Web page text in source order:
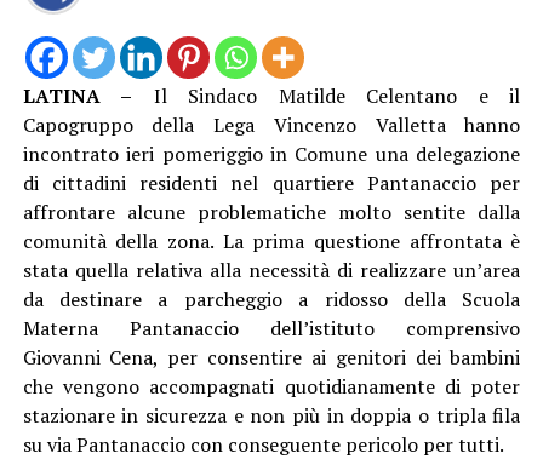
LATINA – Il Sindaco Matilde Celentano e il
Capogruppo della Lega Vincenzo Valletta hanno
incontrato ieri pomeriggio in Comune una delegazione
di cittadini residenti nel quartiere Pantanaccio per
affrontare alcune problematiche molto sentite dalla
comunità della zona. La prima questione affrontata è
stata quella relativa alla necessità di realizzare un’area
da destinare a parcheggio a ridosso della Scuola
Materna Pantanaccio dell’istituto comprensivo
Giovanni Cena, per consentire ai genitori dei bambini
che vengono accompagnati quotidianamente di poter
stazionare in sicurezza e non più in doppia o tripla fila
su via Pantanaccio con conseguente pericolo per tutti.